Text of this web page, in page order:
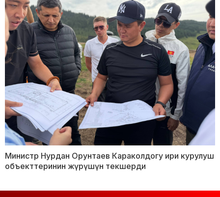
Министр Нурдан Орунтаев Караколдогу ири курулуш
объекттеринин жүрүшүн текшерди